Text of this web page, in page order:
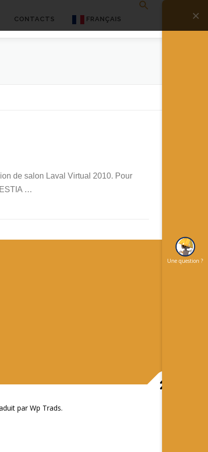
CONTACTS FRANÇAIS
de salon Laval Virtual 2010. Pour
…
par Wp Trads.
Une question ?